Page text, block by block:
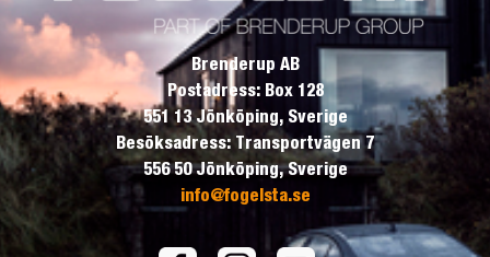
Brenderup AB
Postadress: Box 128
551 13 Jönköping, Sverige
Besöksadress: Transportvägen 7
556 50 Jönköping, Sverige
info@fogelsta.se